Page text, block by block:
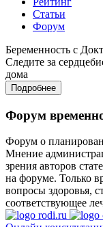
Статьи
Форум
Беременность с
Следите за
дома
Подробнее
Форум
Форум о
Мнение
зрения авторов
на форуме. Только
вопросы здоровья,
соответствующее